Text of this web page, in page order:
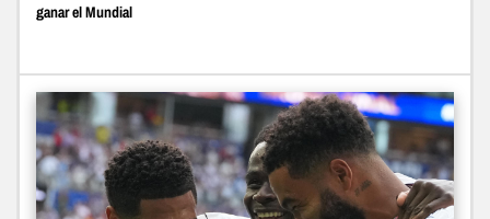
ganar el Mundial